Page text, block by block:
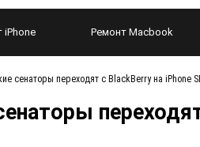
iPhone Ремонт Macbook
сенаторы переходят с BlackBerry на iPhone